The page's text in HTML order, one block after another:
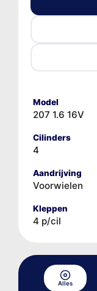
Model
207 1.6 16V
Cilinders
4
Aandrijving
Voorwielen
Kleppen
4 p/cil
Alles